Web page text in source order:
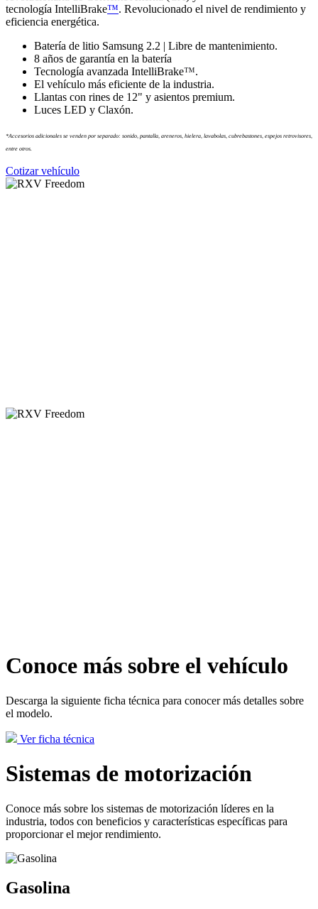
tecnología IntelliBrake™. Revolucionado el nivel de rendimiento y
eficiencia energética.
Batería de litio Samsung 2.2 | Libre de mantenimiento.
8 años de garantía en la batería
Tecnología avanzada IntelliBrake™.
El vehículo más eficiente de la industria.
Llantas con rines de 12" y asientos premium.
Luces LED y Claxón.
*Accesorios adicionales se venden por separado: sonido, pantalla, areneros, hielera, lavabolas, cubrebastones, espejos retrovisores,
entre otros.
Cotizar vehículo
Conoce más sobre el vehículo
Descarga la siguiente ficha técnica para conocer más detalles sobre
el modelo.
Ver ficha técnica
Sistemas de motorización
Conoce más sobre los sistemas de motorización líderes en la
industria, todos con beneficios y características específicas para
proporcionar el mejor rendimiento.
Gasolina